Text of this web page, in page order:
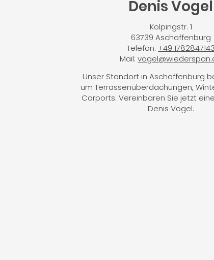
Denis Vogel
Kolpingstr. 1
63739 Aschaffenburg
Telefon: +49 1782847143
Mail:
Unser Standort in Aschaffenburg
um Terrassenüberdachungen,
Carports. Vereinbaren Sie jetzt
Denis Vogel.